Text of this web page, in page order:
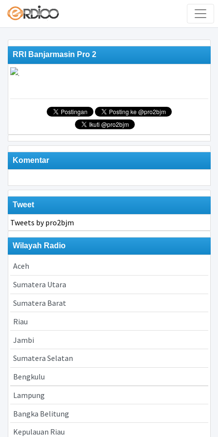
RRI Banjarmasin Pro 2
Komentar
Tweet
Tweets by pro2bjm
Wilayah Radio
Aceh
Sumatera Utara
Sumatera Barat
Riau
Jambi
Sumatera Selatan
Bengkulu
Lampung
Bangka Belitung
Kepulauan Riau